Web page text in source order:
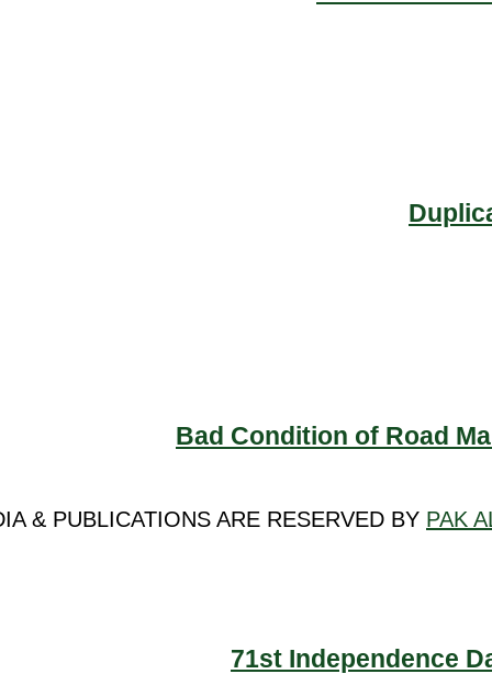
Bad Condition of Road
71st Independence
& PUBLICATIONS ARE RESERVED BY PAK